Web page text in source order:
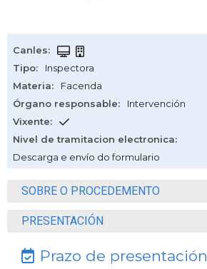
Canles:
Tipo:
Inspectora
Materia:
Facenda
Órgano responsable:
Intervención
Vixente:
Nivel de tramitacion electronica:
Descarga e envío do formulario
SOBRE O PROCEDEMENTO
PRESENTACIÓN
Prazo de presentación